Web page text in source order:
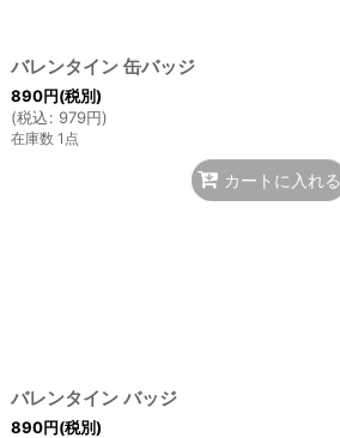
バレンタイン 缶バッジ
890円(税別)
(税込: 979円)
在庫数 1点
カートに入れる
バレンタイン バッジ
890円(税別)